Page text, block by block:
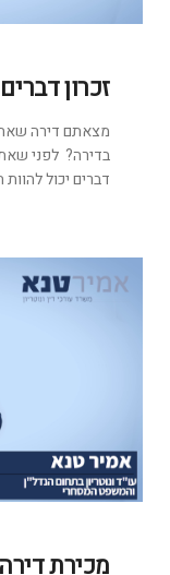
זכרון דברים
מצאתם דירה
בדירה? לפני
דברים יכול
מכירת